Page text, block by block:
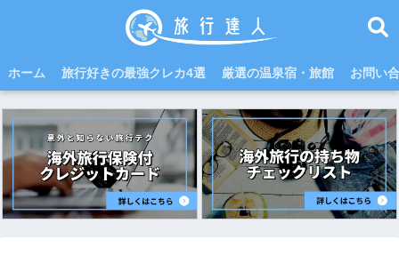
ホーム 旅行好きの最強クレカ4選 厳選の温泉宿・旅館 お問い